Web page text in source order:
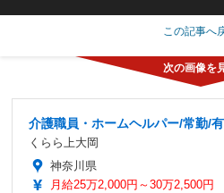
この記事へ
介護職員・ホームヘルパー/常勤/
くらら上大岡
神奈川県
月給25万2,000円～30万2,500円